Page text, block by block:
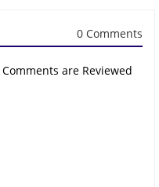
0 Comments
are Reviewed